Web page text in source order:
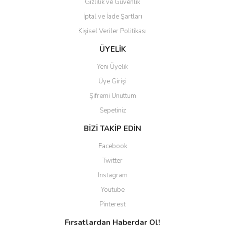
Gönder
Gizlilik ve Güvenlik
İptal ve İade Şartları
Kişisel Veriler Politikası
ÜYELİK
Yeni Üyelik
Üye Girişi
Şifremi Unuttum
Sepetiniz
BİZİ TAKİP EDİN
Facebook
Twitter
Instagram
Youtube
Pinterest
Fırsatlardan Haberdar Ol!